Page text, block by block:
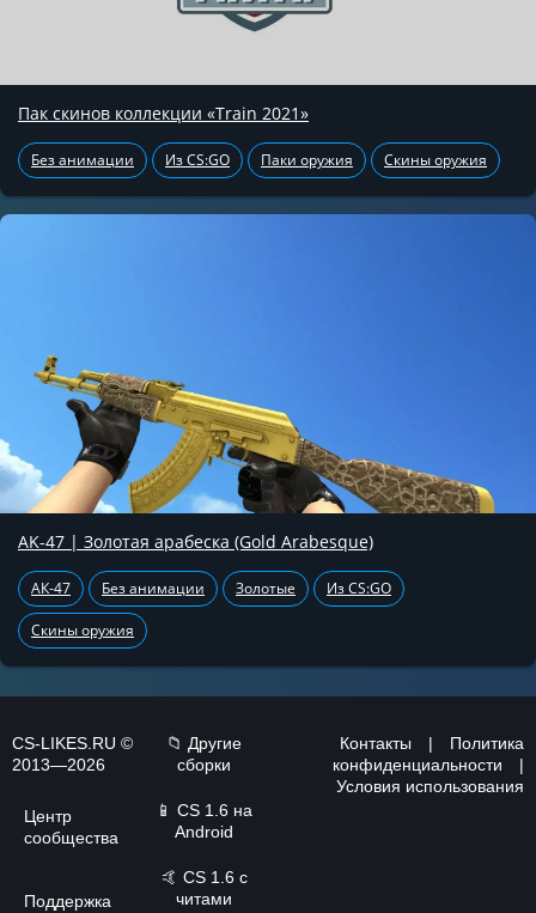
Пак скинов коллекции «Train 2021»
Без анимации Из CS:GO Паки оружия Скины оружия
AK-47 | Золотая арабеска (Gold Arabesque)
АК-47 Без анимации Золотые Из CS:GO
Скины оружия
CS-LIKES.RU ©
2013—2026
Центр
сообщества
Поддержка
📁 Другие
сборки
📱 CS 1.6 на
Android
🤙 CS 1.6 с
читами
Контакты |
Политика
конфиденциальности
|
Условия использования